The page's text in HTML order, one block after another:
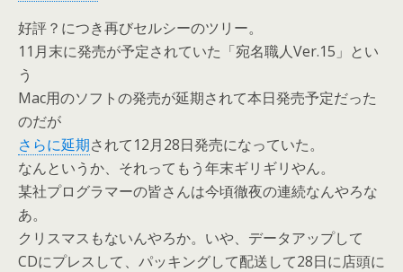
好評？につき再びセルシーのツリー。
11月末に発売が予定されていた「宛名職人Ver.15」とい
う
Mac用のソフトの発売が延期されて本日発売予定だった
のだが
さらに延期されて12月28日発売になっていた。
なんというか、それってもう年末ギリギリやん。
某社プログラマーの皆さんは今頃徹夜の連続なんやろな
あ。
クリスマスもないんやろか。いや、データアップして
CDにプレスして、パッキングして配送して28日に店頭に